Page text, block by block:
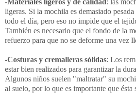
ligeras. Si la mochila es demasiado
todo el día, pero eso no impide que el
También es necesario que el fondo de la
refuerzo para que no se deforme una vez
-Costuras y cremalleras sólidas: Los
estar bien realizados para garantizar la
Algunos niños suelen "maltratar" su
al suelo, por lo que es importante que ésta